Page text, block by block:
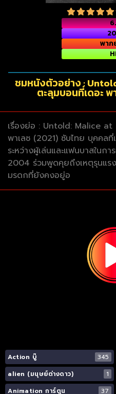
พาก
ชมหนังตัวอย่าง :
ตะลุมบอนที่เดอะ พ
เรื่องย่อ : Untold: Malice at
พาเลซ (2021) ซับไทย บุคคล
ระหว่างผู้เล่นและแฟนบาสในก
2004 ร่วมพูดคุยถึงเหตุรุนแร
มรดกที่ยังคงอยู่อ
Action บู๊ 345
alien (มนุษย์ต่างดาว)
1
Animation การ์ตูน
37